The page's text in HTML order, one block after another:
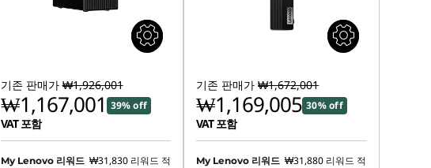
기존 판매가 ₩1,926,001
₩1,167,001 39% off
VAT 포함
My Lenovo 리워드 ₩31,830리워드 적
기존 판매가 ₩1,672,001
₩1,169,005 30% off
VAT 포함
My Lenovo 리워드 ₩31,880 리워드 적